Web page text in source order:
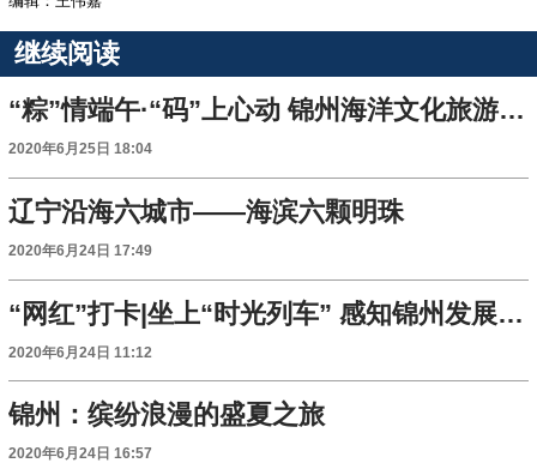
继续阅读
“粽”情端午·“码”上心动 锦州海洋文化旅游季“云”启动
2020年6月25日 18:04
辽宁沿海六城市——海滨六颗明珠
2020年6月24日 17:49
“网红”打卡|坐上“时光列车” 感知锦州发展和变迁
2020年6月24日 11:12
锦州：缤纷浪漫的盛夏之旅
2020年6月24日 16:57